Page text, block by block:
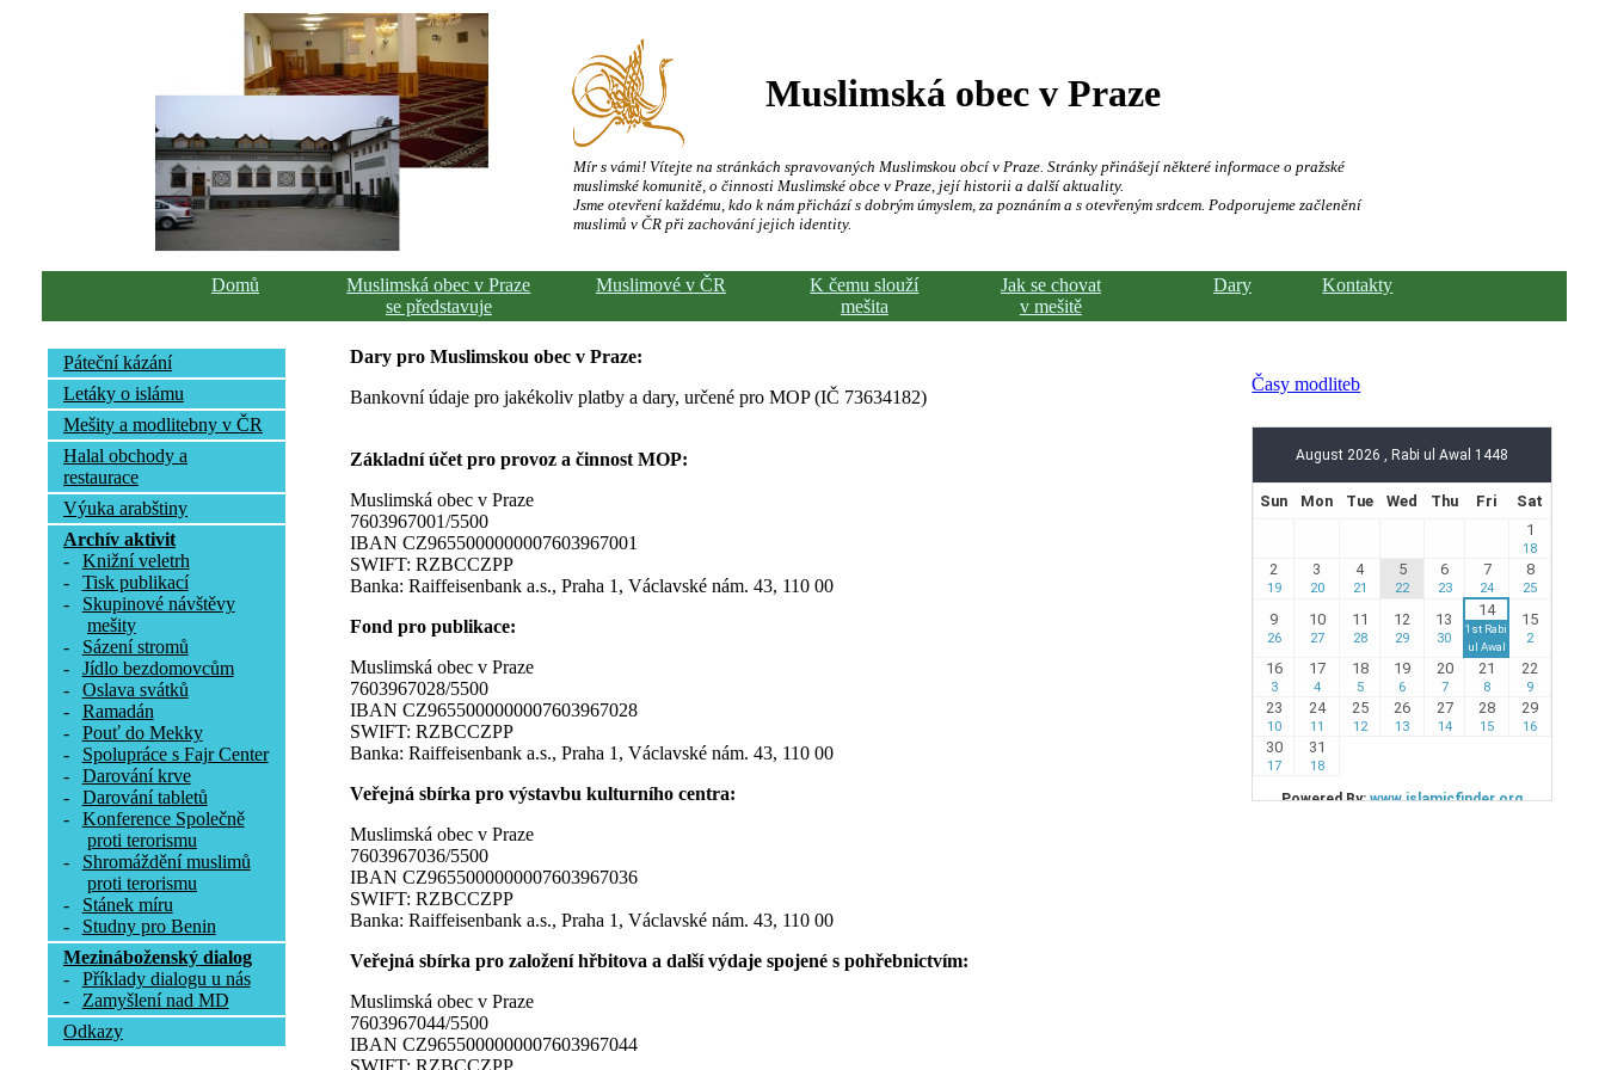
Muslimská obec v Praze
Mír s vámi! Vítejte na stránkách spravovaných Muslimskou obcí v Praze. Stránky přinášejí některé informace o pražské
muslimské komunitě, o činnosti Muslimské obce v Praze, její historii a další aktuality.
Jsme otevření každému, kdo k nám přichází s dobrým úmyslem, za poznáním a s otevřeným srdcem. Podporujeme začlenění
muslimů v ČR při zachování jejich identity.
Domů
Muslimská obec v Praze
se představuje
Muslimové v ČR
K čemu slouží
mešita
Jak se chovat
v mešitě
Dary Kontakty
Páteční kázání
Letáky o islámu
Mešity a modlitebny v ČR
Halal obchody a
restaurace
Výuka arabštiny
Archív aktivit
-
Knižní veletrh
-
Tisk publikací
-
Skupinové návštěvy
mešity
-
Sázení stromů
-
Jídlo bezdomovcům
-
Oslava svátků
-
Ramadán
-
Pouť do Mekky
-
Spolupráce s Fajr Center
-
Darování krve
-
Darování tabletů
-
Konference Společně
proti terorismu
-
Shromáždění muslimů
proti terorismu
-
Stánek míru
-
Studny pro Benin
Mezináboženský dialog
-
Příklady dialogu u nás
-
Zamyšlení nad MD
Odkazy
Dary pro Muslimskou obec v Praze:
Bankovní údaje pro jakékoliv platby a dary, určené pro MOP (IČ 73634182)
Základní účet pro provoz a činnost MOP:
Muslimská obec v Praze
7603967001/5500
IBAN CZ9655000000007603967001
SWIFT: RZBCCZPP
Banka: Raiffeisenbank a.s., Praha 1, Václavské nám. 43, 110 00
Fond pro publikace:
Muslimská obec v Praze
7603967028/5500
IBAN CZ9655000000007603967028
SWIFT: RZBCCZPP
Banka: Raiffeisenbank a.s., Praha 1, Václavské nám. 43, 110 00
Veřejná sbírka pro výstavbu kulturního centra:
Muslimská obec v Praze
7603967036/5500
IBAN CZ9655000000007603967036
SWIFT: RZBCCZPP
Banka: Raiffeisenbank a.s., Praha 1, Václavské nám. 43, 110 00
Veřejná sbírka pro založení hřbitova a další výdaje spojené s pohřebnictvím:
Muslimská obec v Praze
7603967044/5500
IBAN CZ9655000000007603967044
Časy modliteb